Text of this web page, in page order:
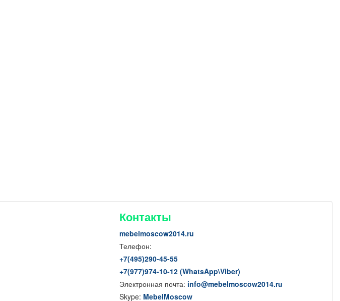
Контакты
mebelmoscow2014.ru
Телефон:
+7(495)290-45-55
+7(977)974-10-12 (WhatsApp\Viber)
Электронная почта: info@mebelmoscow2014.ru
Skype: MebelMoscow